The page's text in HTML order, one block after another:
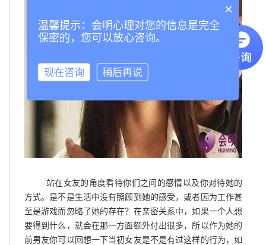
站在女友的角度看待你们之间的感情以及你对待她的
方式。是不是生活中没有照顾到她的感受，或者因为工作甚
至是游戏而忽略了她的存在？在亲密关系中，如果一个人想
要得到什么，就会在那一方面额外付出很多，所以作为她的
前男友你可以回想一下当初女友是不是有过这样的行为，如
×
温馨提示：会明心理对您的信息是完全
保密的，您可以放心咨询。
现在咨询 稍后再说